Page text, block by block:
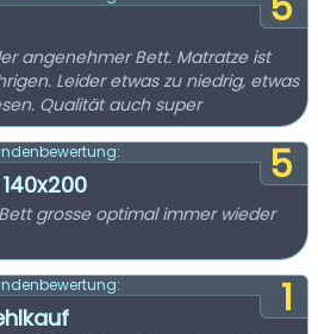
angenehmer Bett. Matratze ist
Leider etwas zu niedrig, etwas
Qualität auch super
5
grosse optimal immer wieder
1